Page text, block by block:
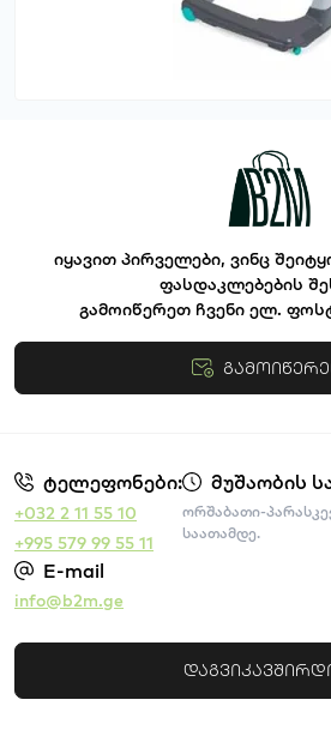
იყავით პირველები, ვინც
ფასდაკლებების
გამოიწერეთ ჩვენი ელ.
წესები და პირობები
ტელეფონები:
+032 2 11 55 10
+995 579 99 55 11
მუშაობის
ორშაბათი-
საათამდე.
E-mail
info@b2m.ge